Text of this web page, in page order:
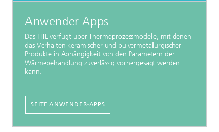
Anwender-Apps
Das HTL verfügt über Thermoprozessmodelle, mit denen
das Verhalten keramischer und pulvermetallurgischer
Produkte in Abhängigkeit von den Parametern der
Wärmebehandlung zuverlässig vorhergesagt werden
kann.
SEITE ANWENDER-APPS